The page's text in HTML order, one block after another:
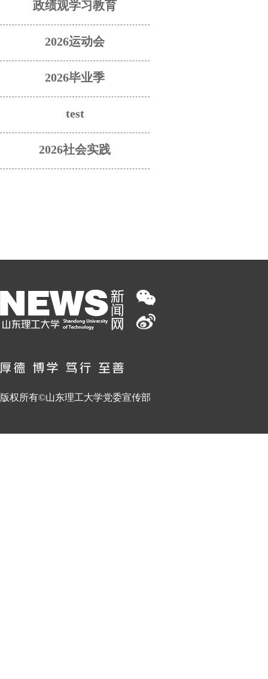
政绩观学习教育
2026运动会
2026毕业季
test
2026社会实践
版权所有©山东理工大学党委宣传部